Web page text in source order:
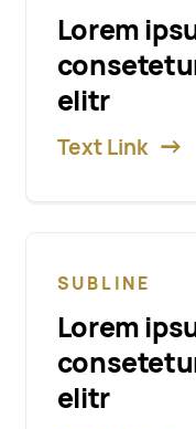
Lorem
elitr
Text Link
SUBLINE
Lorem
elitr